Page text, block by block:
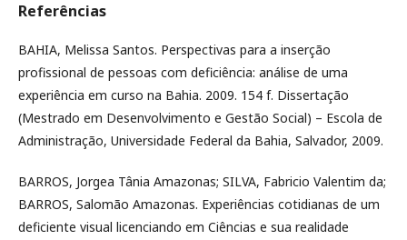
Referências
BAHIA, Melissa Santos. Perspectivas para a inserção
profissional de pessoas com deficiência: análise de uma
experiência em curso na Bahia. 2009. 154 f. Dissertação
(Mestrado em Desenvolvimento e Gestão Social) – Escola de
Administração, Universidade Federal da Bahia, Salvador, 2009.
BARROS, Jorgea Tânia Amazonas; SILVA, Fabricio Valentim da;
BARROS, Salomão Amazonas. Experiências cotidianas de um
deficiente visual licenciando em Ciências e sua realidade